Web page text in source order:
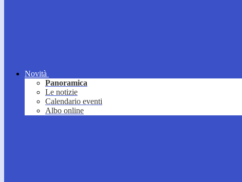
Novità
Panoramica
Le notizie
Calendario eventi
Albo online